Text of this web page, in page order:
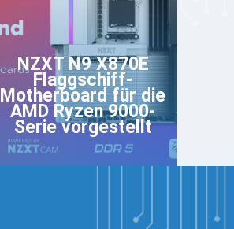
NZXT N9 X870E
Flaggschiff-
Motherboard für die
AMD Ryzen 9000-
Serie vorgestellt